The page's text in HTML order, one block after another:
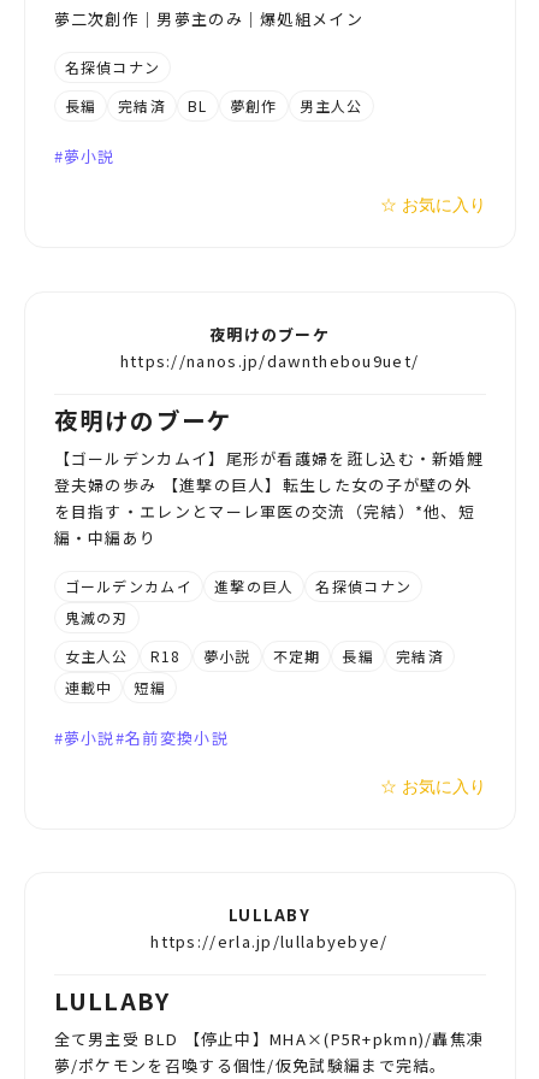
夢二次創作｜男夢主のみ｜爆処組メイン
名探偵コナン
長編
完結済 BL 夢創作 男主人公
夢小説
☆ お気に入り
夜明けのブーケ
https://nanos.jp/dawnthebou9uet/
夜明けのブーケ
【ゴールデンカムイ】尾形が看護婦を誑し込む・新婚鯉
登夫婦の歩み 【進撃の巨人】転生した女の子が壁の外
を目指す・エレンとマーレ軍医の交流（完結）*他、短
編・中編あり
ゴールデンカムイ 進撃の巨人
名探偵コナン
鬼滅の刃
女主人公
R18 夢小説 不定期 長編
完結済
連載中
短編
夢小説 名前変換小説
☆ お気に入り
LULLABY
https://erla.jp/lullabyebye/
LULLABY
全て男主受 BLD 【停止中】MHA×(P5R+pkmn)/轟焦凍
夢/ポケモンを召喚する個性/仮免試験編まで完結。